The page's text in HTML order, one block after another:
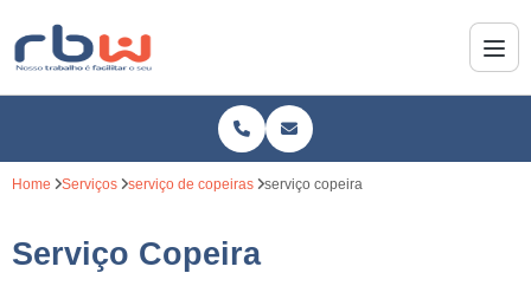
Home Serviços serviço de copeiras serviço copeira
Serviço Copeira